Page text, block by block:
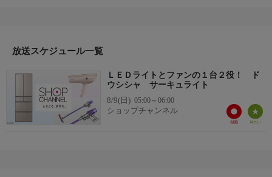
＊ライブ放送につき、番組および商品内容に変更が生じる場合も
ＨＰ：https://www.shopch.jp
放送スケジュール一覧
ＬＥＤライトとファンの１台２役！ ド
ウシシャ サーキュライト
8/9(日) 05:00～06:00
ショップチャンネル